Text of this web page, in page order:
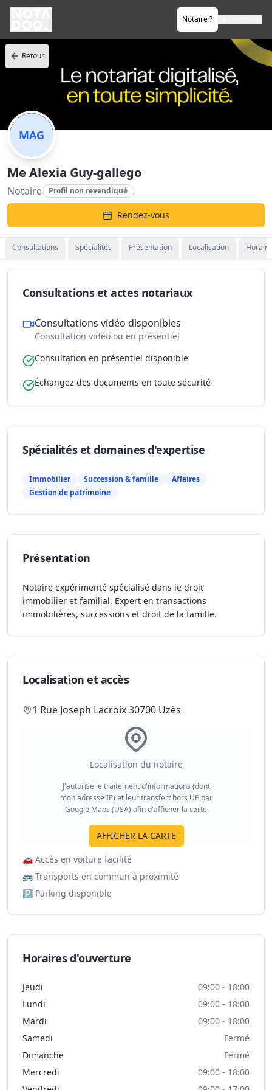
Notaire ?
Retour
MAG
Me Alexia Guy-gallego
Notaire Profil non revendiqué
Rendez-vous
Consultations Spécialités Présentation Localisation
Consultations et actes notariaux
Consultations vidéo disponibles
Consultation vidéo ou en présentiel
Consultation en présentiel disponible
Échangez des documents en toute sécurité
Spécialités et domaines d'expertise
Immobilier Succession & famille
Affaires
Gestion de patrimoine
Présentation
Notaire expérimenté spécialisé dans le droit
immobilier et familial. Expert en transactions
immobilières, successions et droit de la famille.
Localisation et accès
1 Rue Joseph Lacroix 30700 Uzès
Localisation du notaire
J'autorise le traitement d'informations (dont
mon adresse IP) et leur transfert hors UE par
Google Maps (USA) afin d'afficher la carte
AFFICHER LA CARTE
🚗 Accès en voiture facilité
🚌 Transports en commun à proximité
🅿️ Parking disponible
Horaires d'ouverture
Jeudi
09:00 - 18:00
Lundi
09:00 - 18:00
Mardi
09:00 - 18:00
Samedi
Fermé
Dimanche
Fermé
Mercredi
09:00 - 18:00